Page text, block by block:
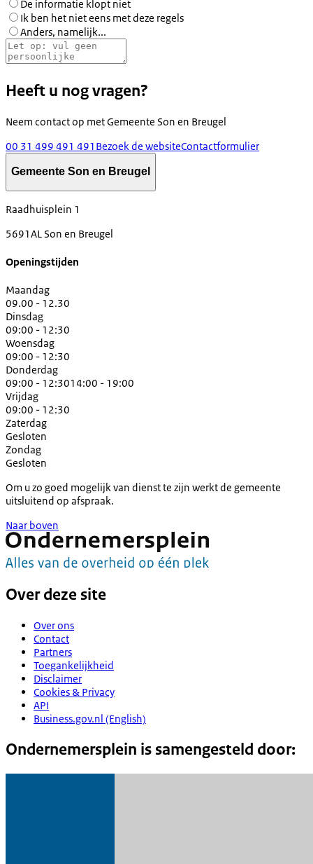
De informatie klopt niet
Ik ben het niet eens met deze regels
Anders, namelijk...
Heeft u nog vragen?
Neem contact op metGemeente Son en Breugel
00 31 499 491 491 Bezoek de websiteContactformulier
Gemeente Son en Breugel
Raadhuisplein 1
5691AL Son en Breugel
Openingstijden
Maandag
09.00 - 12.30
Dinsdag
09:00 - 12:30
Woensdag
09:00 - 12:30
Donderdag
09:00 - 12:3014:00 - 19:00
Vrijdag
09:00 - 12:30
Zaterdag
Gesloten
Zondag
Gesloten
Om u zo goed mogelijk van dienst te zijn werkt de gemeente
uitsluitend op afspraak.
Naar boven
Over deze site
Over ons
Contact
Partners
Toegankelijkheid
Disclaimer
Cookies & Privacy
API
Business.gov.nl (English)
Ondernemersplein is samengesteld door: